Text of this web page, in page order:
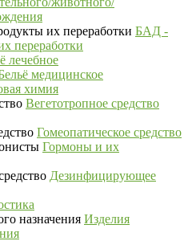
БАД -
переработки
лечебное
медицинское
химия
Вегетотропное средство
Гомеопатическое средство
Гормоны и их
Дезинфицирующее
Изделия